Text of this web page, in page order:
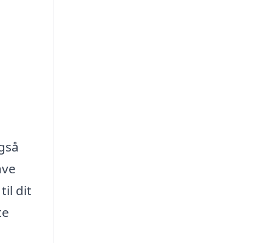
dit